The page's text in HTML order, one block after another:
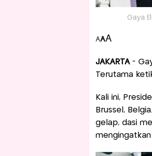
Gaya
AAA
JAKARTA -
Terutama
Kali ini,
Brussel,
gelap, dasi
mengingatkan